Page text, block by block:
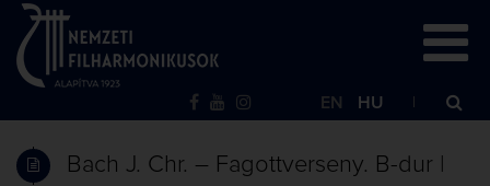
EN HU
Bach J. Chr. – Fagottverseny. B-dur |